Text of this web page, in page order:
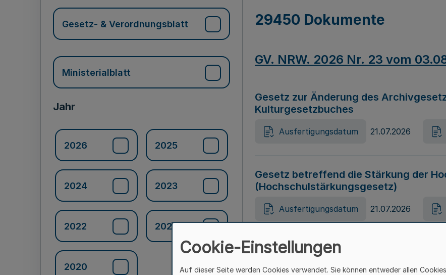
Gesetz- & Verordnungsblatt
Ministerialblatt
Jahr
2026 2025
2024 2023
2022 2021
2020
29450 Dokumente
GV. NRW. 2026 Nr. 23 vom
Gesetz zur Änderung des
Kulturgesetzbuches
Ausfertigungsdatum 21.07.2026
Gesetz betreffend die Stärkung der
(Hochschulstärkungsgesetz)
Ausfertigungsdatum 21.07.2026
Gesetz zur Vermeidung von
(Landesantidiskriminierungsgesetz –
Cookie-Einstellungen
Auf dieser Seite werden Cookies verwendet. Sie können entweder allen